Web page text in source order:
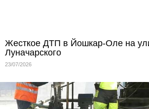
Жесткое ДТП в Йошкар-Оле на
Луначарского
23/07/2026